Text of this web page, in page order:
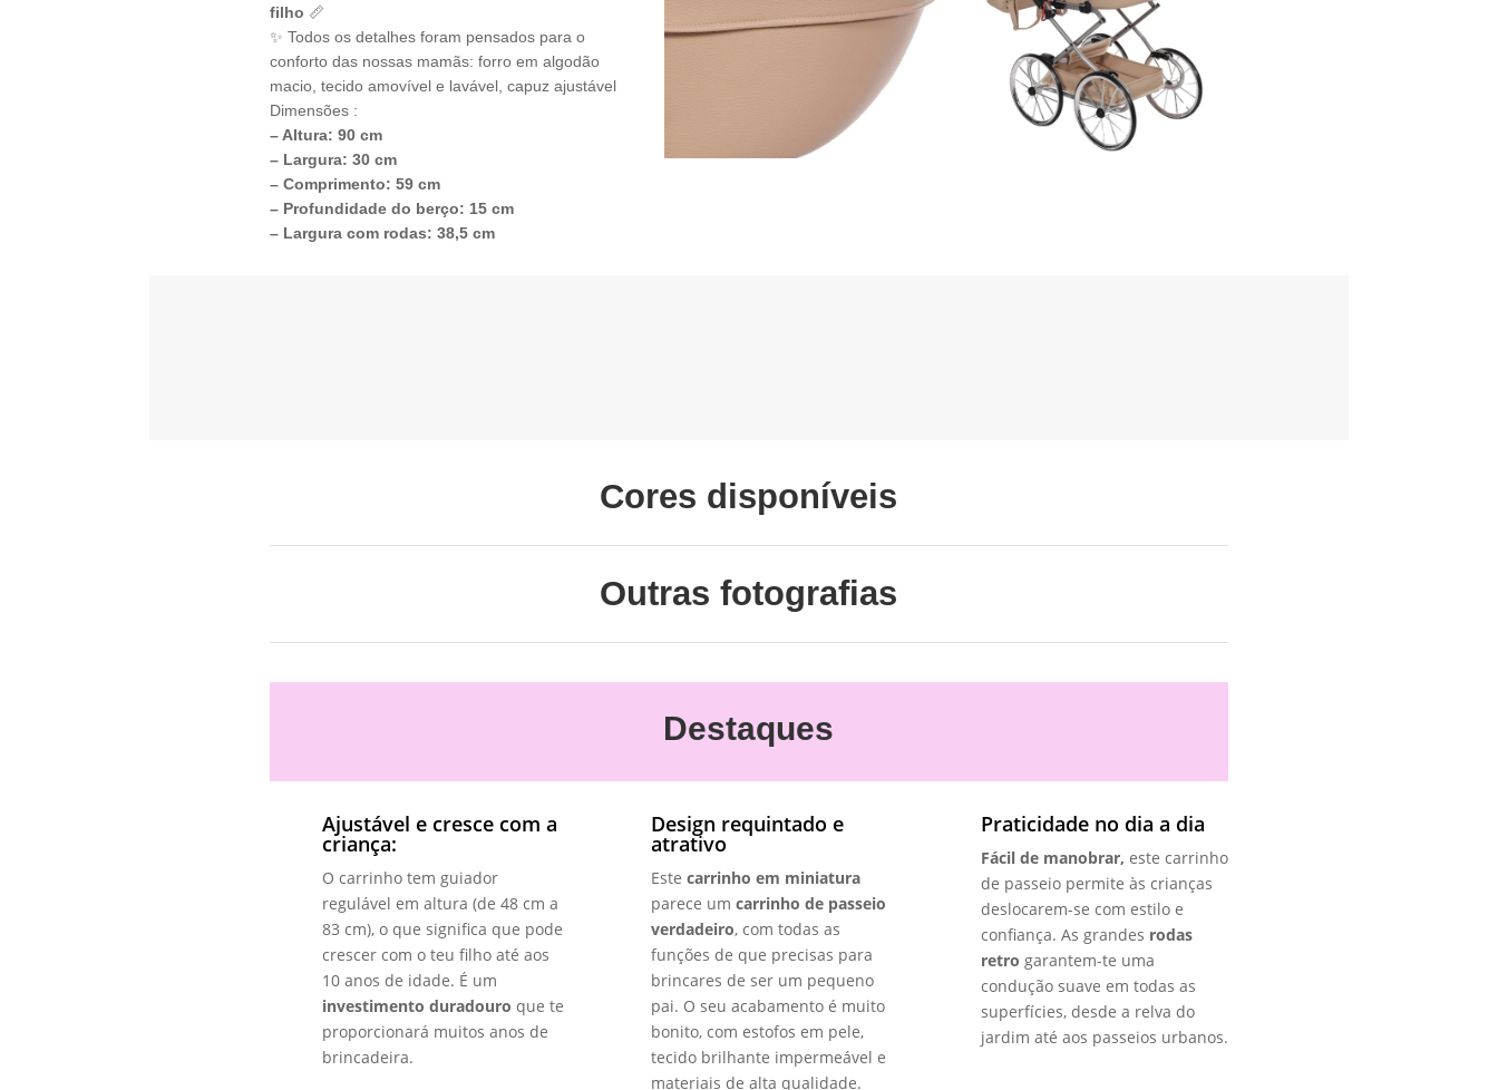
filho 📏
✨️ Todos os detalhes foram pensados para o
conforto das nossas mamãs: forro em algodão
macio, tecido amovível e lavável, capuz ajustável
Dimensões :
– Altura: 90 cm
– Largura: 30 cm
– Comprimento: 59 cm
– Profundidade do berço: 15 cm
– Largura com rodas: 38,5 cm
Cores disponíveis
Outras fotografias
Destaques
Ajustável e cresce com a
criança:
O carrinho tem guiador
regulável em altura (de 48 cm a
83 cm), o que significa que pode
crescer com o teu filho até aos
10 anos de idade. É um
investimento duradouro que te
proporcionará muitos anos de
brincadeira.
Design requintado e
atrativo
Estecarrinho em miniatura
parece umcarrinho de passeio
verdadeiro, com todas as
funções de que precisas para
brincares de ser um pequeno
pai. O seu acabamento é muito
bonito, com estofos em pele,
tecido brilhante impermeável e
materiais de alta qualidade.
Praticidade no dia a dia
Fácil de manobrar, este carrinho
de passeio permite às crianças
deslocarem-se com estilo e
confiança. As grandes rodas
retro garantem-te uma
condução suave em todas as
superfícies, desde a relva do
jardim até aos passeios urbanos.